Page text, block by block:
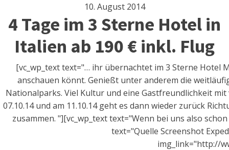
10. August 2014
4 Tage im 3 Sterne Hotel in
Italien ab 190 € inkl. Flug
[vc_wp_text text="… ihr übernachtet im 3 Sterne Hotel
anschauen könnt. Genießt unter anderem die
Nationalparks. Viel Kultur und eine Gastfreundlichkeit
07.10.14 und am 11.10.14 geht es dann wieder zurück
zusammen. "][vc_wp_text text="Wenn bei uns also
text="Quelle Screenshot
img_link="http://